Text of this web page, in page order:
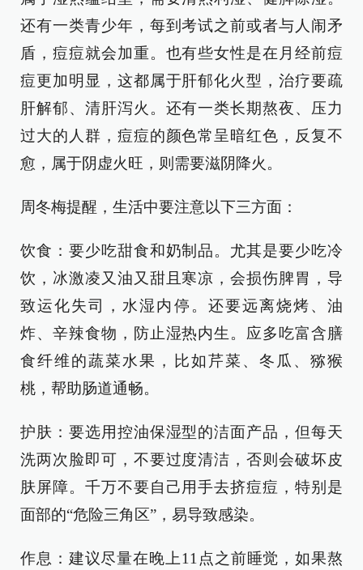
还有一类青少年，每到考试之前或者与人闹矛
盾，痘痘就会加重。也有些女性是在月经前痘
痘更加明显，这都属于肝郁化火型，治疗要疏
肝解郁、清肝泻火。还有一类长期熬夜、压力
过大的人群，痘痘的颜色常呈暗红色，反复不
愈，属于阴虚火旺，则需要滋阴降火。
周冬梅提醒，生活中要注意以下三方面：
饮食：要少吃甜食和奶制品。尤其是要少吃冷
饮，冰激凌又油又甜且寒凉，会损伤脾胃，导
致运化失司，水湿内停。还要远离烧烤、油
炸、辛辣食物，防止湿热内生。应多吃富含膳
食纤维的蔬菜水果，比如芹菜、冬瓜、猕猴
桃，帮助肠道通畅。
护肤：要选用控油保湿型的洁面产品，但每天
洗两次脸即可，不要过度清洁，否则会破坏皮
肤屏障。千万不要自己用手去挤痘痘，特别是
面部的“危险三角区”，易导致感染。
作息：建议尽量在晚上11点之前睡觉，如果熬